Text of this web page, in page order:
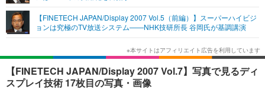
ショッピング その他
エンタメ
エンタメTOP 映画・ドラマ
韓国・芸能
音楽 スポーツ
ライフ
ライフTOP グルメ
ペット ショッピング
リリース一覧
プッシュ通知の停止方法
【FINETECH JAPAN/Display 2007 Vol.5（前編）】スーパーハイビジ
ョンは究極のTV放送システム——NHK技研所長 谷岡氏が基調講演
【FINETECH JAPAN/Display 2007 Vol.7】写真で見るディ
スプレイ技術 17枚目の写真・画像